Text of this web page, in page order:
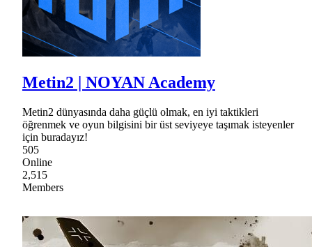
Metin2 | NOYAN Academy
Metin2 dünyasında daha güçlü olmak, en iyi taktikleri
öğrenmek ve oyun bilgisini bir üst seviyeye taşımak isteyenler
için buradayız!
505
Online
2,515
Members